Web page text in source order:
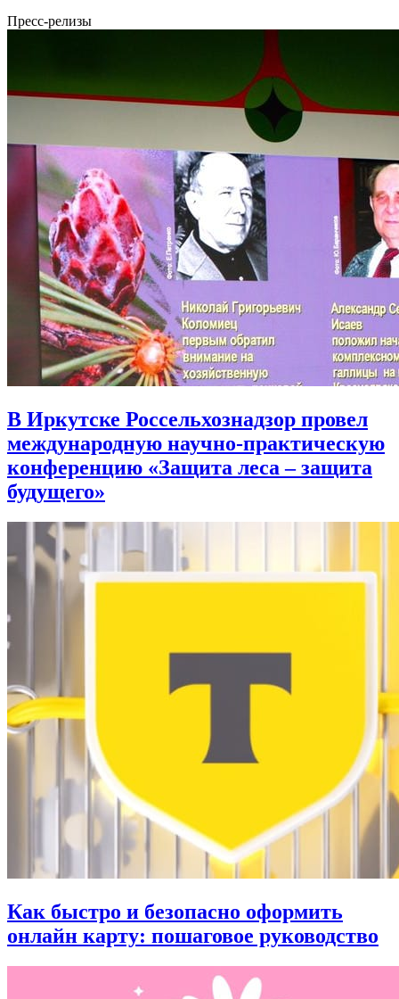
Пресс-релизы
В Иркутске Россельхознадзор провел
международную научно-практическую
конференцию «Защита леса – защита
будущего»
Как быстро и безопасно оформить
онлайн карту: пошаговое руководство